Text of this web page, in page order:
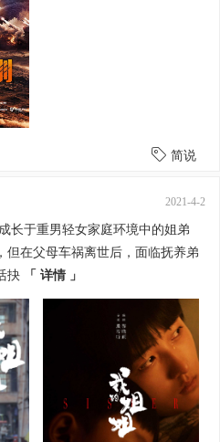
的都要脸，要
脸的最终都得
简说
2021-4-2
长于重男轻女家庭环境中的姐弟
但在父母车祸离世后，面临抚养弟
抉 「 详情 」